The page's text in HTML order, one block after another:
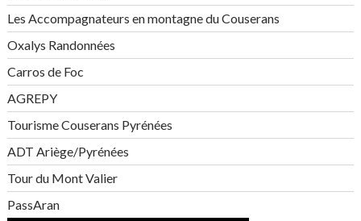
Les Accompagnateurs en montagne du Couserans
Oxalys Randonnées
Carros de Foc
AGREPY
Tourisme Couserans Pyrénées
ADT Ariège/Pyrénées
Tour du Mont Valier
PassAran